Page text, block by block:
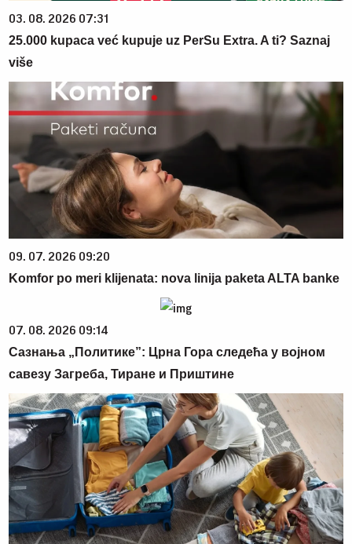
03. 08. 2026 07:31
25.000 kupaca već kupuje uz PerSu Extra. A ti? Saznaj
više
09. 07. 2026 09:20
Komfor po meri klijenata: nova linija paketa ALTA banke
07. 08. 2026 09:14
Сазнања „Политике”: Црна Гора следећа у војном
савезу Загреба, Тиране и Приштине